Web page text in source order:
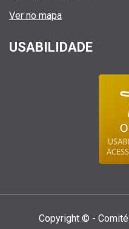
Ver no mapa
USABILIDADE
Copyright © -